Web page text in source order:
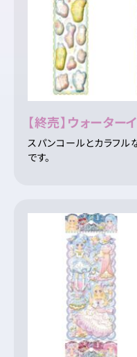
【終売】ウォーター
スパンコールとカラフル
です。